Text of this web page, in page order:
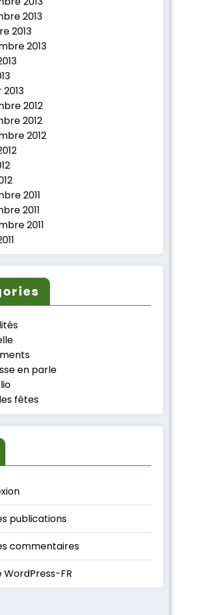
2013
2013
2013
2012
2012
2012
2011
2011
2011
en parle
fêtes
publications
commentaires
WordPress-FR